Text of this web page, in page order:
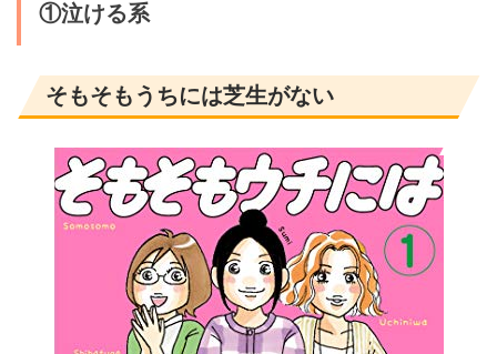
①泣ける系
そもそもうちには芝生がない